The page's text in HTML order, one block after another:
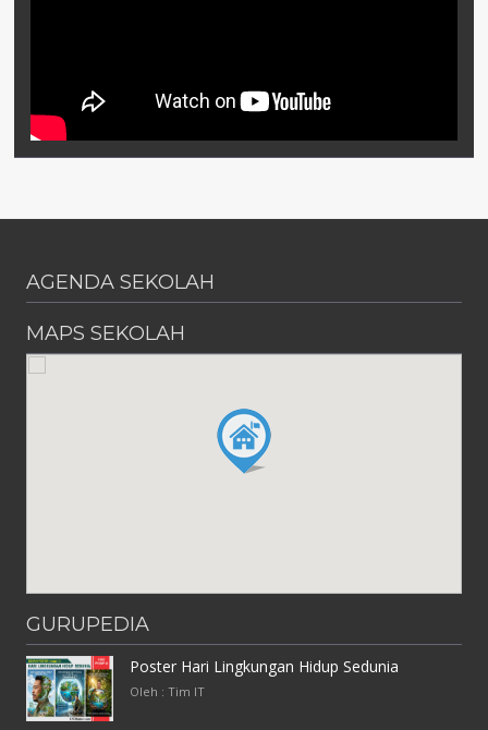
AGENDA SEKOLAH
MAPS SEKOLAH
GURUPEDIA
Poster Hari Lingkungan Hidup Sedunia
Oleh : Tim IT